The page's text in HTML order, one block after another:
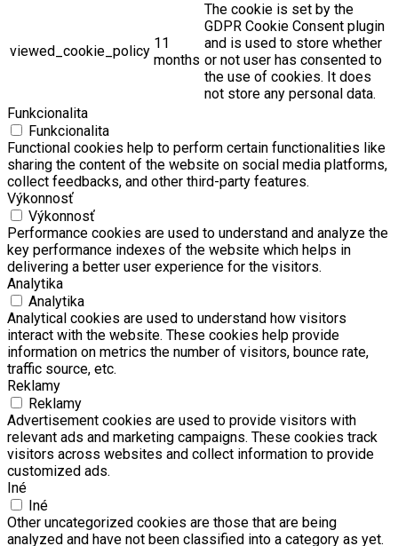
viewed_cookie_policy 11
months
The cookie is set by the
GDPR Cookie Consent plugin
and is used to store whether
or not user has consented to
the use of cookies. It does
not store any personal data.
Funkcionalita
Funkcionalita
Functional cookies help to perform certain functionalities like
sharing the content of the website on social media platforms,
collect feedbacks, and other third-party features.
Výkonnosť
Výkonnosť
Performance cookies are used to understand and analyze the
key performance indexes of the website which helps in
delivering a better user experience for the visitors.
Analytika
Analytika
Analytical cookies are used to understand how visitors
interact with the website. These cookies help provide
information on metrics the number of visitors, bounce rate,
traffic source, etc.
Reklamy
Reklamy
Advertisement cookies are used to provide visitors with
relevant ads and marketing campaigns. These cookies track
visitors across websites and collect information to provide
customized ads.
Iné
Iné
Other uncategorized cookies are those that are being
analyzed and have not been classified into a category as yet.